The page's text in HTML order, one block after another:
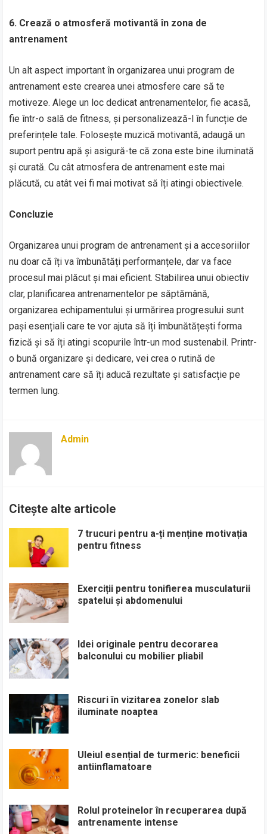
6. Crează o atmosferă motivantă în zona de
antrenament
Un alt aspect important în organizarea unui program de
antrenament este crearea unei atmosfere care să te
motiveze. Alege un loc dedicat antrenamentelor, fie acasă,
fie într-o sală de fitness, și personalizează-l în funcție de
preferințele tale. Folosește muzică motivantă, adaugă un
suport pentru apă și asigură-te că zona este bine iluminată
și curată. Cu cât atmosfera de antrenament este mai
plăcută, cu atât vei fi mai motivat să îți atingi obiectivele.
Concluzie
Organizarea unui program de antrenament și a accesoriilor
nu doar că îți va îmbunătăți performanțele, dar va face
procesul mai plăcut și mai eficient. Stabilirea unui obiectiv
clar, planificarea antrenamentelor pe săptămână,
organizarea echipamentului și urmărirea progresului sunt
pași esențiali care te vor ajuta să îți îmbunătățești forma
fizică și să îți atingi scopurile într-un mod sustenabil. Printr-
o bună organizare și dedicare, vei crea o rutină de
antrenament care să îți aducă rezultate și satisfacție pe
termen lung.
Admin
Citește alte articole
7 trucuri pentru a-ți menține motivația
pentru fitness
Exerciții pentru tonifierea musculaturii
spatelui și abdomenului
Idei originale pentru decorarea
balconului cu mobilier pliabil
Riscuri în vizitarea zonelor slab
iluminate noaptea
Uleiul esențial de turmeric: beneficii
antiinflamatoare
Rolul proteinelor în recuperarea după
antrenamente intense